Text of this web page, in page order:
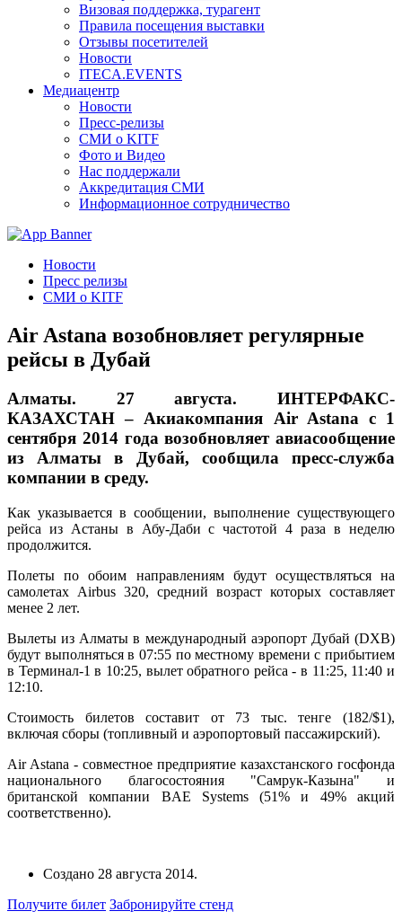
Визовая поддержка, турагент
Правила посещения выставки
Отзывы посетителей
Новости
ITECA.EVENTS
Медиацентр
Новости
Пресс-релизы
СМИ о KITF
Фото и Видео
Нас поддержали
Аккредитация СМИ
Информационное сотрудничество
Новости
Пресс релизы
СМИ о KITF
Air Astana возобновляет регулярные
рейсы в Дубай
Алматы. 27 августа. ИНТЕРФАКС-
КАЗАХСТАН – Акиакомпания Air Astana с 1
сентября 2014 года возобновляет авиасообщение
из Алматы в Дубай, сообщила пресс-служба
компании в среду.
Как указывается в сообщении, выполнение существующего
рейса из Астаны в Абу-Даби с частотой 4 раза в неделю
продолжится.
Полеты по обоим направлениям будут осуществляться на
самолетах Airbus 320, средний возраст которых составляет
менее 2 лет.
Вылеты из Алматы в международный аэропорт Дубай (DXB)
будут выполняться в 07:55 по местному времени с прибытием
в Терминал-1 в 10:25, вылет обратного рейса - в 11:25, 11:40 и
12:10.
Стоимость билетов составит от 73 тыс. тенге (182/$1),
включая сборы (топливный и аэропортовый пассажирский).
Air Astana - совместное предприятие казахстанского госфонда
национального благосостояния "Самрук-Казына" и
британской компании BAE Systems (51% и 49% акций
соответственно).
Создано 28 августа 2014.
Получите билет Забронируйте стенд